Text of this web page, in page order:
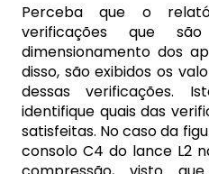
Perceba que o
verificações que
dimensionamento dos
disso, são exibidos os
dessas verificações.
identifique quais das
satisfeitas. No caso da
consolo C4 do lance L2